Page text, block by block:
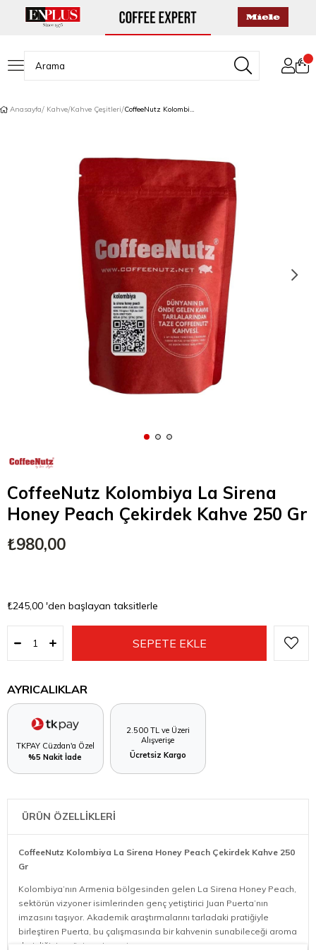
Anasayfa Kahve Kahve Çeşitleri CoffeeNutz Kolombiya La Sirena Honey Peach Çekirdek Kahve 250 Gr
CoffeeNutz Kolombiya La Sirena
Honey Peach Çekirdek Kahve 250 Gr
₺980,00
₺245,00 'den başlayan taksitlerle
AYRICALIKLAR
TKPAY Cüzdan'a Özel
%5 Nakit İade
2.500 TL ve Üzeri
Alışverişe
Ücretsiz Kargo
ÜRÜN ÖZELLİKLERİ
CoffeeNutz Kolombiya La Sirena Honey Peach Çekirdek Kahve 250
Gr
Kolombiya’nın Armenia bölgesinden gelen La Sirena Honey Peach,
sektörün vizyoner isimlerinden genç yetiştirici Juan Puerta’nın
imzasını taşıyor. Akademik araştırmalarını tarladaki pratiğiyle
birleştiren Puerta, bu çalışmasında bir kahvenin sunabileceği aroma
derinliğini en üst seviyeye taşıyor.